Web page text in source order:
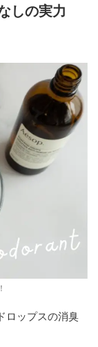
しの実力
ロップスの消臭